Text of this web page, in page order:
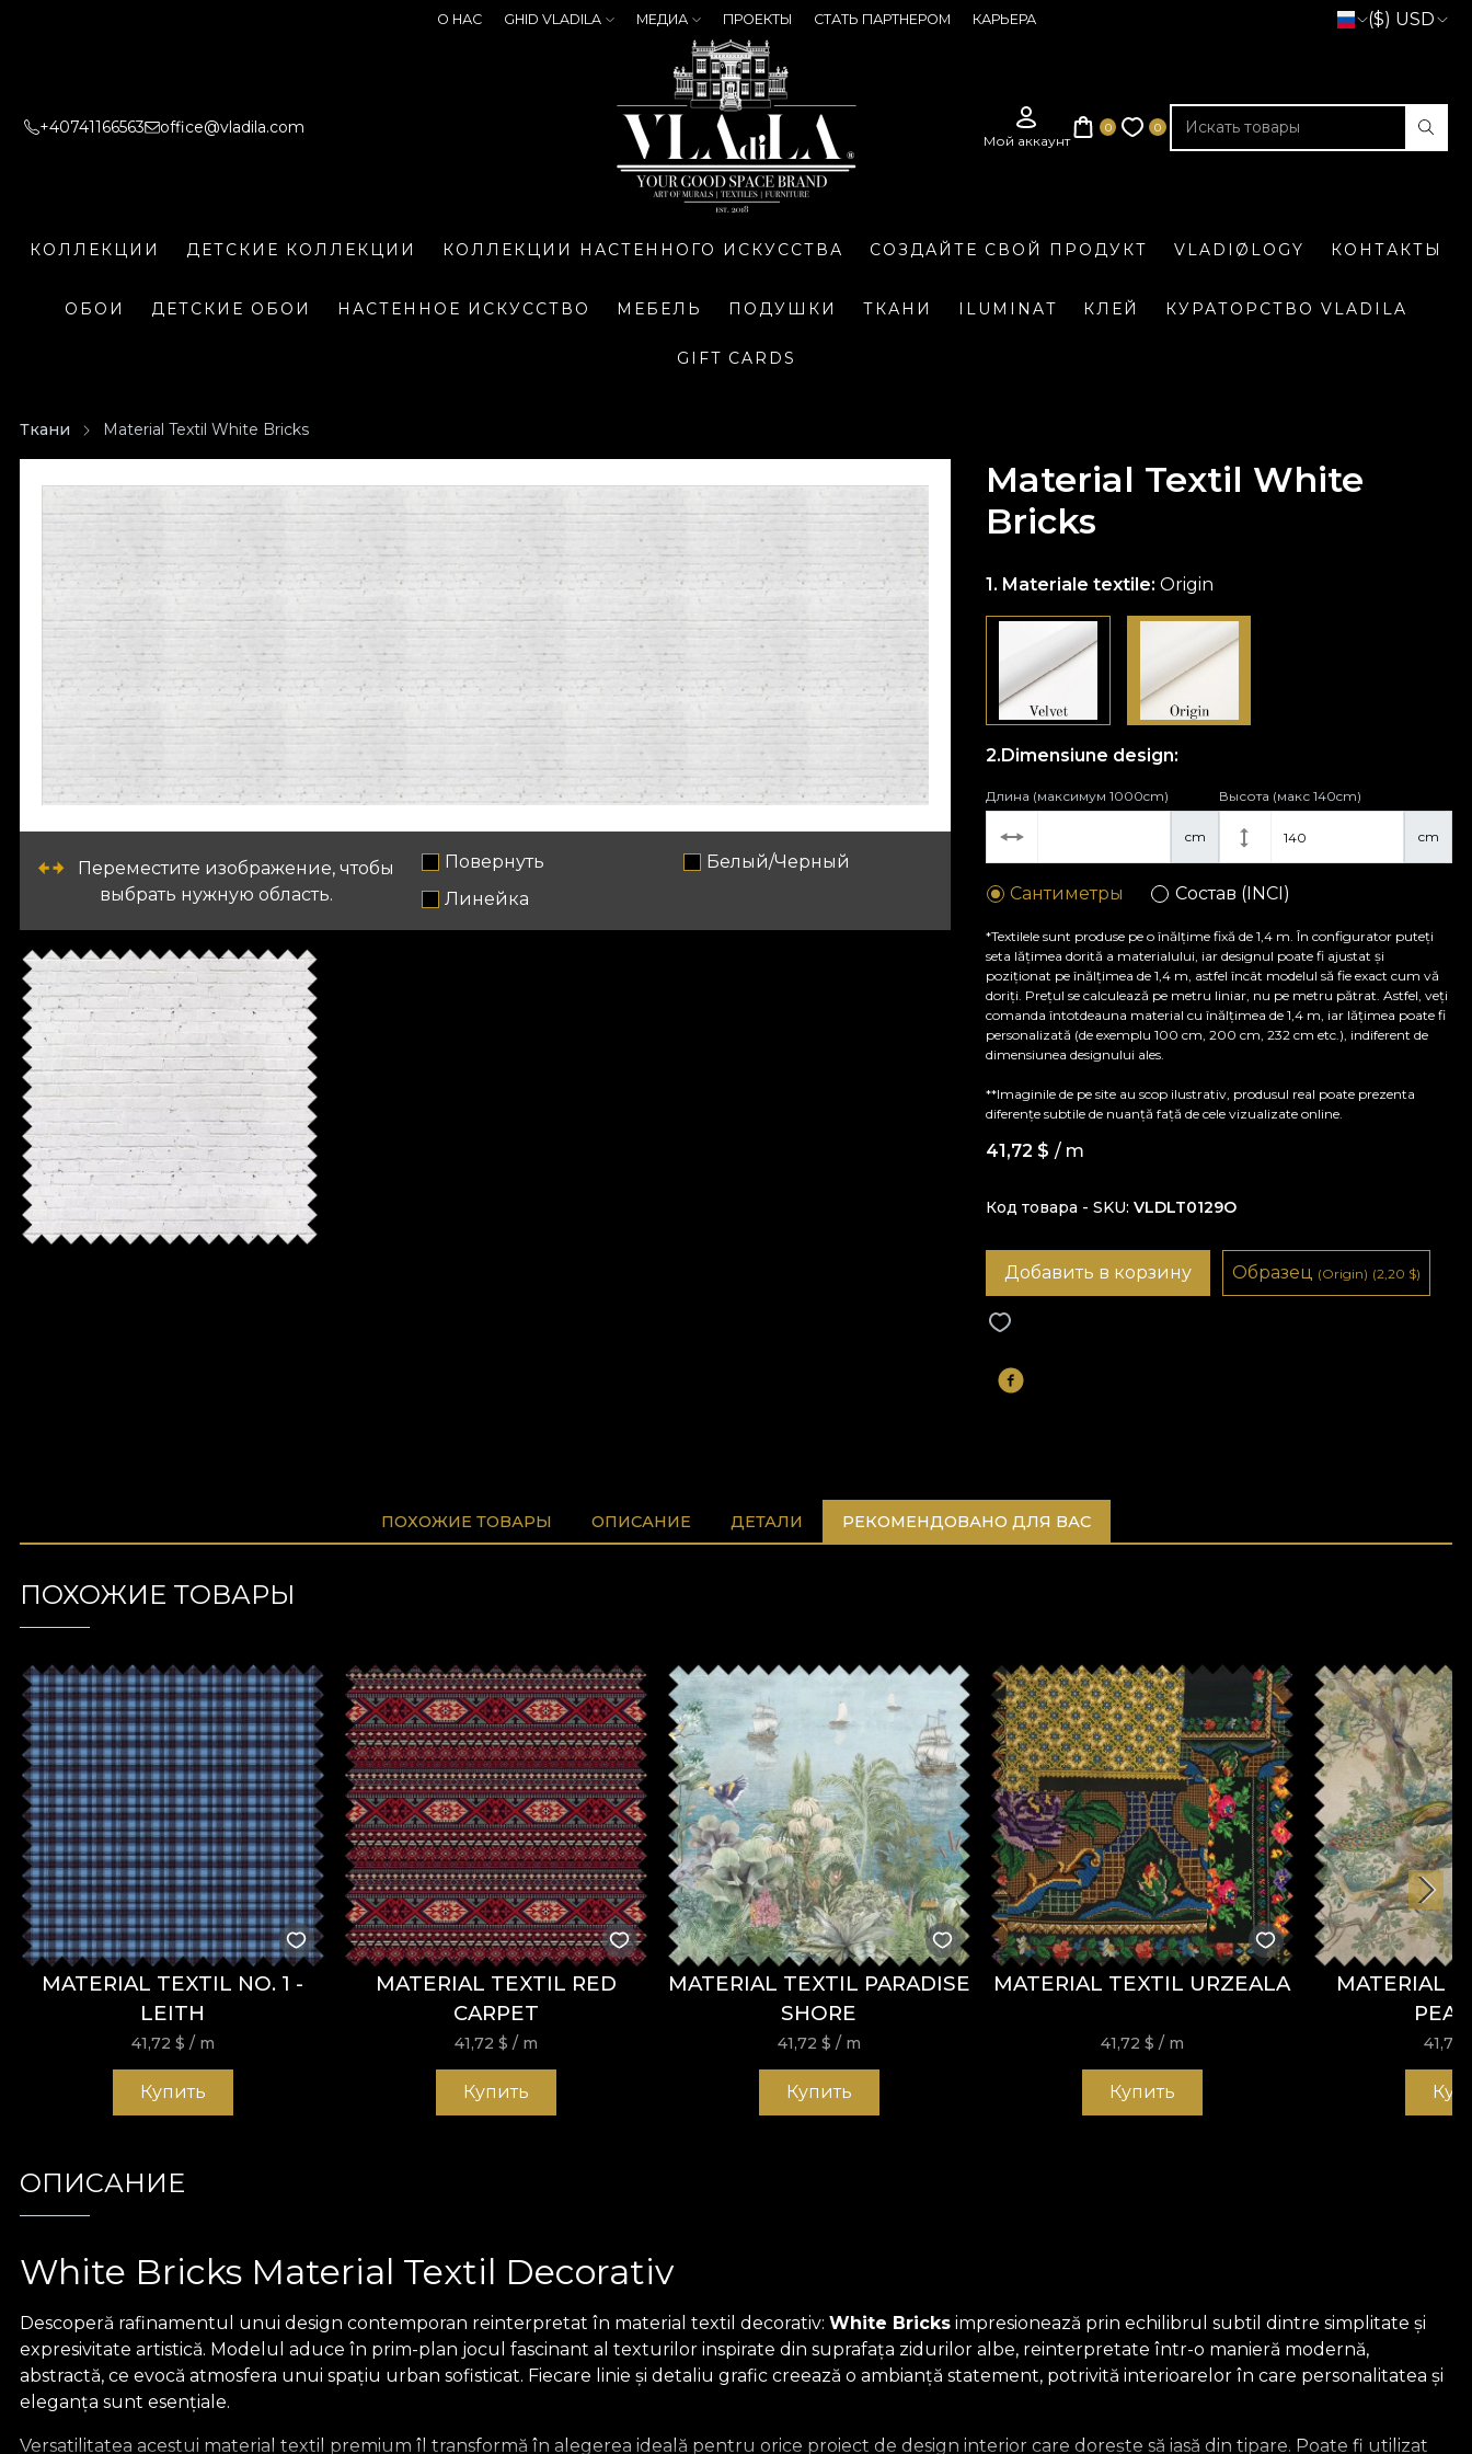
О НАС GHID VLADILA МЕДИА ПРОЕКТЫ СТАТЬ ПАРТНЕРОМ КАРЬЕРА ($) USD
+40741166563 office@vladila.com
КОЛЛЕКЦИИ ДЕТСКИЕ КОЛЛЕКЦИИ КОЛЛЕКЦИИ НАСТЕННОГО ИСКУССТВА СОЗДАЙТЕ СВОЙ ПРОДУКТ VLADIØLOGY КОНТАКТЫ
ОБОИ ДЕТСКИЕ ОБОИ НАСТЕННОЕ ИСКУССТВО МЕБЕЛЬ ПОДУШКИ ТКАНИ ILUMINAT КЛЕЙ КУРАТОРСТВО VLADILA
GIFT CARDS
Ткани Material Textil White Bricks
Переместите изображение, чтобы
выбрать нужную область.
Повернуть
Белый/Черный
Линейка
Material Textil White
Bricks
Materiale textile:Origin
Dimensiune design:
cm
Длина (максимум 1000cm)
cm
Высота (макс 140cm)
Сантиметры Состав (INCI)
*Textilele sunt produse pe o înălțime fixă de 1,4 m. În configurator puteți
seta lățimea dorită a materialului, iar designul poate fi ajustat și
poziționat pe înălțimea de 1,4 m, astfel încât modelul să fie exact cum vă
doriți. Prețul se calculează pe metru liniar, nu pe metru pătrat. Astfel, veți
comanda întotdeauna material cu înălțimea de 1,4 m, iar lățimea poate fi
personalizată (de exemplu 100 cm, 200 cm, 232 cm etc.), indiferent de
dimensiunea designului ales.
**Imaginile de pe site au scop ilustrativ, produsul real poate prezenta
diferențe subtile de nuanță față de cele vizualizate online.
41,72 $ / m
Код товара - SKU VLDLT0129O
Добавить в корзину Образец (Origin) (2,20 $)
ПОХОЖИЕ ТОВАРЫ ОПИСАНИЕ ДЕТАЛИ РЕКОМЕНДОВАНО ДЛЯ ВАС
ПОХОЖИЕ ТОВАРЫ
MATERIAL TEXTIL NO. 1 -
LEITH
41,72 $ / m
Купить
MATERIAL TEXTIL RED
CARPET
41,72 $ / m
Купить
MATERIAL TEXTIL PARADISE
SHORE
41,72 $ / m
Купить
MATERIAL TEXTIL URZEALA
41,72 $ / m
Купить
MATERIAL
41,72
ОПИСАНИЕ
White Bricks Material Textil Decorativ
Descoperă rafinamentul unui design contemporan reinterpretat în material textil decorativ: White Bricks impresionează prin echilibrul subtil dintre simplitate și
expresivitate artistică. Modelul aduce în prim-plan jocul fascinant al texturilor inspirate din suprafața zidurilor albe, reinterpretate într-o manieră modernă,
abstractă, ce evocă atmosfera unui spațiu urban sofisticat. Fiecare linie și detaliu grafic creează o ambianță statement, potrivită interioarelor în care personalitatea și
eleganța sunt esențiale.
Versatilitatea acestui material textil premium îl transformă în alegerea ideală pentru orice proiect de design interior care dorește să iasă din tipare. Poate fi utilizat